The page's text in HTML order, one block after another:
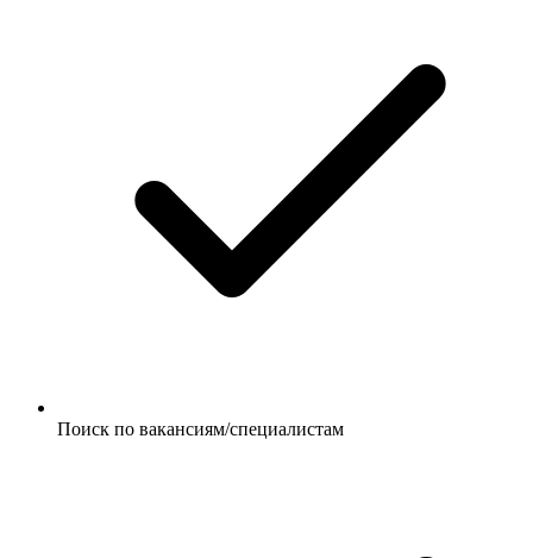
Поиск по вакансиям/специалистам